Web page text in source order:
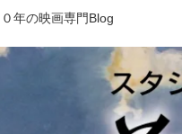
年の映画専門Blog